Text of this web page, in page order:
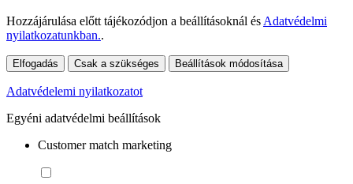
Hozzájárulása előtt tájékozódjon a beállításoknál és Adatvédelmi
nyilatkozatunkban..
Elfogadás Csak a szükséges Beállítások módosítása
Adatvédelemi nyilatkozatot
Egyéni adatvédelmi beállítások
Customer match marketing